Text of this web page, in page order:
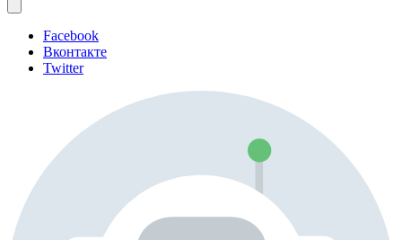
Facebook
Вконтакте
Twitter